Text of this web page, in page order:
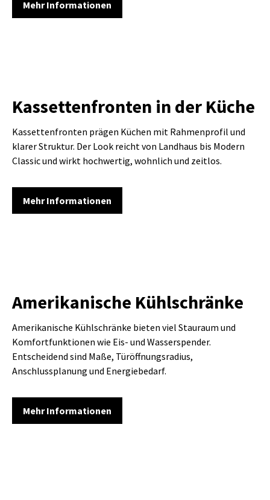
Mehr Informationen
Kassettenfronten in der Küche
Kassettenfronten prägen Küchen mit Rahmenprofil und
klarer Struktur. Der Look reicht von Landhaus bis Modern
Classic und wirkt hochwertig, wohnlich und zeitlos.
Mehr Informationen
Amerikanische Kühlschränke
Amerikanische Kühlschränke bieten viel Stauraum und
Komfortfunktionen wie Eis- und Wasserspender.
Entscheidend sind Maße, Türöffnungsradius,
Anschlussplanung und Energiebedarf.
Mehr Informationen